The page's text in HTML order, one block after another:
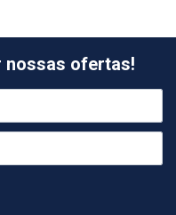
nossas ofertas!